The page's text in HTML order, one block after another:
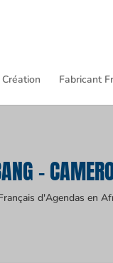
Fabricant
-
d'Agendas en